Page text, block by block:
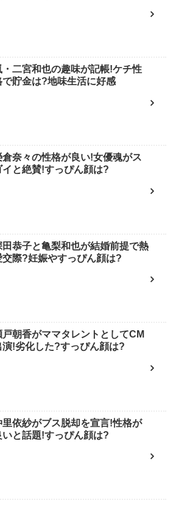
・二宮和也の趣味が記帳!ケチ性
で貯金は?地味生活に好感
倉奈々の性格が良い!女優魂がス
イと絶賛!すっぴん顔は?
田恭子と亀梨和也が結婚前提で熱
交際?妊娠やすっぴん顔は?
戸朝香がママタレントとしてCM
演!劣化した?すっぴん顔は?
里依紗がブス脱却を宣言!性格が
いと話題!すっぴん顔は?